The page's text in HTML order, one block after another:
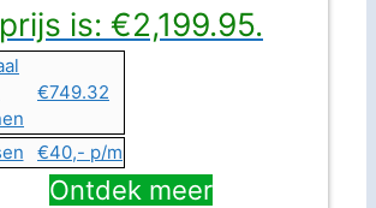
prijs is: €2,199.95.
€749.32
€40,- p/m
Ontdek meer